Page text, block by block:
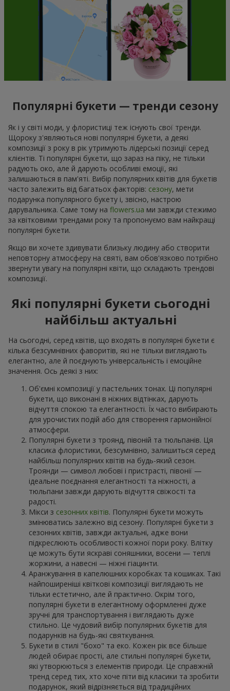
Популярні букети — тренди сезону
Як і у світі моди, у флористиці теж існують свої тренди.
Щороку з'являються нові популярні букети, а деякі
композиції з року в рік утримують лідерські позиції серед
клієнтів. Ті популярні букети, що зараз на піку, не тільки
радують око, але й дарують особливі емоції, які
залишаються в пам'яті. Вибір популярних квітів для букетів
часто залежить від багатьох факторів: сезону, мети
подарунка популярного букету і, звісно, настрою
дарувальника. Саме тому на flowers.ua ми завжди стежимо
за квітковими трендами року та пропонуємо вам найкращі
популярні букети.
Якщо ви хочете здивувати близьку людину або створити
неповторну атмосферу на святі, вам обов'язково потрібно
звернути увагу на популярні квіти, що складають трендові
композиції.
Які популярні букети сьогодні
найбільш актуальні
На сьогодні, серед квітів, що входять в популярні букети є
кілька безсумнівних фаворитів, які не тільки виглядають
елегантно, але й поєднують універсальність і емоційне
значення. Ось деякі з них:
Об'ємні композиції у пастельних тонах. Ці популярні
букети, що виконані в ніжних відтінках, дарують
відчуття спокою та елегантності. Їх часто вибирають
для урочистих подій або для створення гармонійної
атмосфери.
Популярні букети з троянд, півоній та тюльпанів. Ця
класика флористики, безсумнівно, залишиться серед
найбільш популярних квітів на будь-який сезон.
Троянди — символ любові і пристрасті, півонії —
ідеальне поєднання елегантності та ніжності, а
тюльпани завжди дарують відчуття свіжості та
радості.
Мікси з сезонних квітів. Популярні букети можуть
змінюватись залежно від сезону. Популярні букети з
сезонних квітів, завжди актуальні, адже вони
підкреслюють особливості кожної пори року. Влітку
це можуть бути яскраві соняшники, восени — теплі
жоржини, а навесні — ніжні гіацинти.
Аранжування в капелюшних коробках та кошиках. Такі
найпоширеніші квіткові композиції виглядають не
тільки естетично, але й практично. Окрім того,
популярні букети в елегантному оформленні дуже
зручні для транспортування і виглядають дуже
стильно. Це чудовий вибір популярних букетів для
подарунків на будь-які святкування.
Букети в стилі "бохо" та еко. Кожен рік все більше
людей обирає прості, але стильні популярні букети,
які утворюються з елементів природи. Це справжній
тренд серед тих, хто хоче піти від класики та зробити
подарунок, який відрізняється від традиційних